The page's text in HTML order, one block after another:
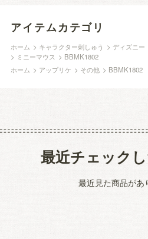
アイテムカテゴリ
ホーム > キャラクター刺しゅう >ディズニー
> ミニーマウス > BBMK1802
ホーム > アップリケ > その他 > BBMK1802
最近チェック
最近見た商品があ